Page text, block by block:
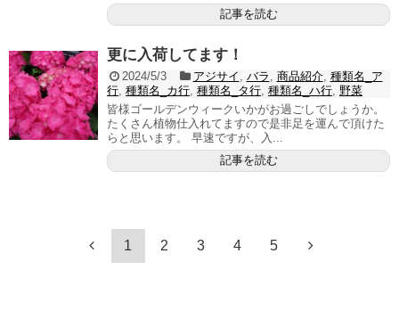
記事を読む
更に入荷してます！
2024/5/3 アジサイ , バラ , 商品紹介, 種類名_ア
行, 種類名_カ行, 種類名_タ行, 種類名_ハ行, 野菜
皆様ゴールデンウィークいかがお過ごしでしょうか。
たくさん植物仕入れてますので是非足を運んで頂けた
らと思います。 早速ですが、入...
記事を読む
1 2 3 4 5